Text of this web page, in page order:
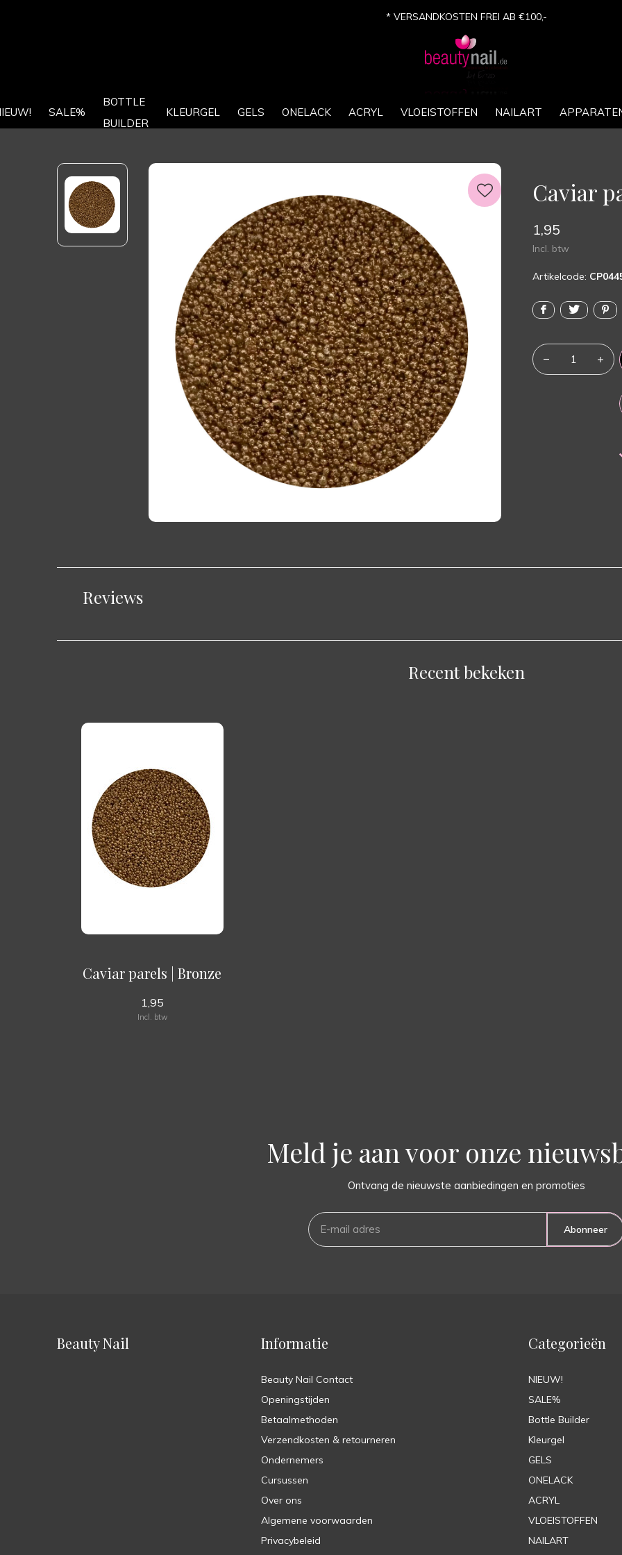
SALE%
BOTTLE
BUILDER
KLEURGEL GELS ONELACK ACRYL VLOEISTOFFEN NAILART
* VERSANDKOSTEN FREI AB €100,-
Caviar
1,95
Incl. btw
Artikelcode:
Reviews
Recent bekeken
Caviar parels | Bronze
1,95
Incl. btw
Meld je aan voor onze
Ontvang de nieuwste aanbiedingen en promoties
Abonneer
Beauty Nail Informatie
Beauty Nail Contact
Openingstijden
Betaalmethoden
Verzendkosten & retourneren
Ondernemers
Cursussen
Over ons
Algemene voorwaarden
Privacybeleid
Categorieën
NIEUW!
SALE%
Bottle Builder
Kleurgel
GELS
ONELACK
ACRYL
VLOEISTOFFEN
NAILART